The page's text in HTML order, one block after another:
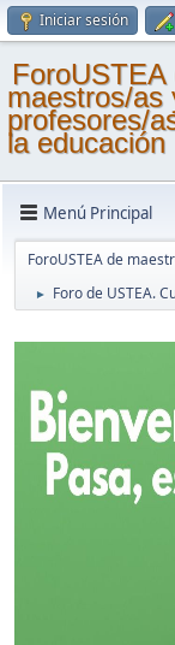
Iniciar sesión
ForoUSTEA
maestros/as
profesores/
la educación
Menú Principal
ForoUSTEA de
► Foro de USTEA.